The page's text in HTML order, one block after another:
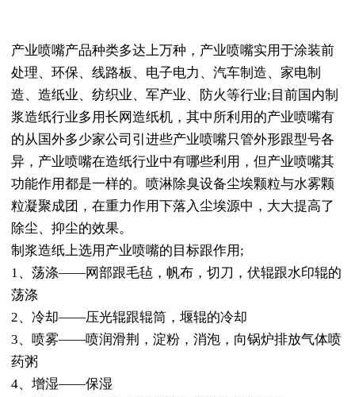
产业喷嘴产品种类多达上万种，产业喷嘴实用于涂装前
处理、环保、线路板、电子电力、汽车制造、家电制
造、造纸业、纺织业、军产业、防火等行业;目前国内制
浆造纸行业多用长网造纸机，其中所利用的产业喷嘴有
的从国外多少家公司引进些产业喷嘴只管外形跟型号各
异，产业喷嘴在造纸行业中有哪些利用，但产业喷嘴其
功能作用都是一样的。喷淋除臭设备尘埃颗粒与水雾颗
粒凝聚成团，在重力作用下落入尘埃源中，大大提高了
除尘、抑尘的效果。
制浆造纸上选用产业喷嘴的目标跟作用;
1、荡涤——网部跟毛毡，帆布，切刀，伏辊跟水印辊的
荡涤
2、冷却——压光辊跟辊筒，堰辊的冷却
3、喷雾——喷润滑荆，淀粉，消泡，向锅炉排放气体喷
药粥
4、增湿——保湿